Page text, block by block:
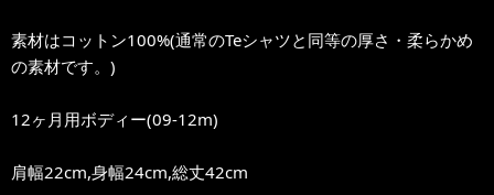
素材はコットン100%(通常のTeシャツと同等の厚さ・柔らかめ
の素材です。)
12ヶ月用ボディー(09-12m)
肩幅22cm,身幅24cm,総丈42cm